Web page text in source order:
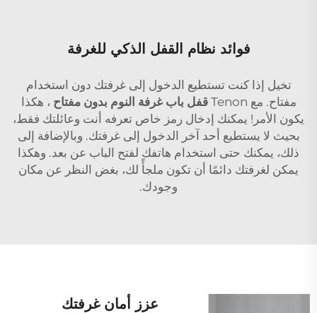
فوائد نظام القفل الذكي للغرفة
تخيل إذا كنت تستطيع الدخول إلى غرفتك دون استخدام
مفتاح. مع Tenon
قفل باب غرفة النوم بدون مفتاح ، هكذا
يكون الأمر! يمكنك إدخال رمز خاص تعرفه أنت وعائلتك فقط،
بحيث لا يستطيع أحد آخر الدخول إلى غرفتك. وبالإضافة إلى
ذلك، يمكنك حتى استخدام هاتفك لفتح الباب عن بعد. وهكذا
يمكن لغرفتك دائمًا أن تكون ملجأً لك، بغض النظر عن مكان
وجودك.
عزز أمان غرفتك